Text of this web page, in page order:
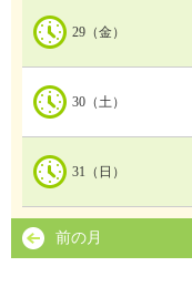
29（金）
30（土）
31（日）
前の月